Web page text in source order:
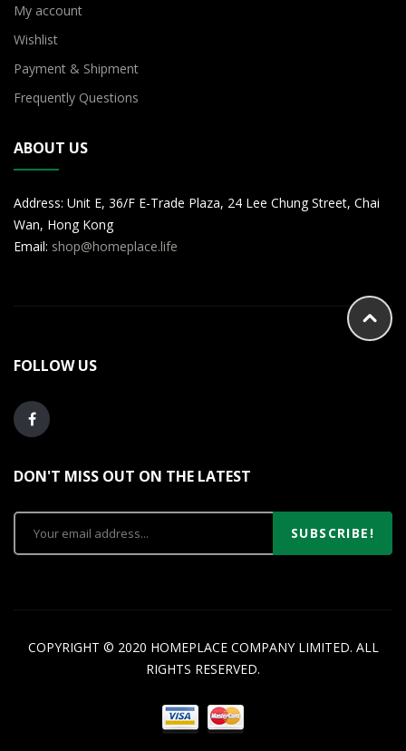
My account
Wishlist
Payment & Shipment
Frequently Questions
ABOUT US
Address: Unit E, 36/F E-Trade Plaza, 24 Lee Chung Street, Chai
Wan, Hong Kong
Email: shop@homeplace.life
FOLLOW US
DON'T MISS OUT ON THE LATEST
SUBSCRIBE!
COPYRIGHT © 2020 HOMEPLACE COMPANY LIMITED. ALL
RIGHTS RESERVED.